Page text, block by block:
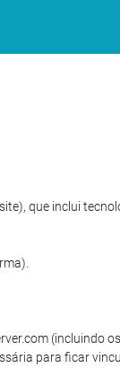
que inclui
(incluindo
para ficar